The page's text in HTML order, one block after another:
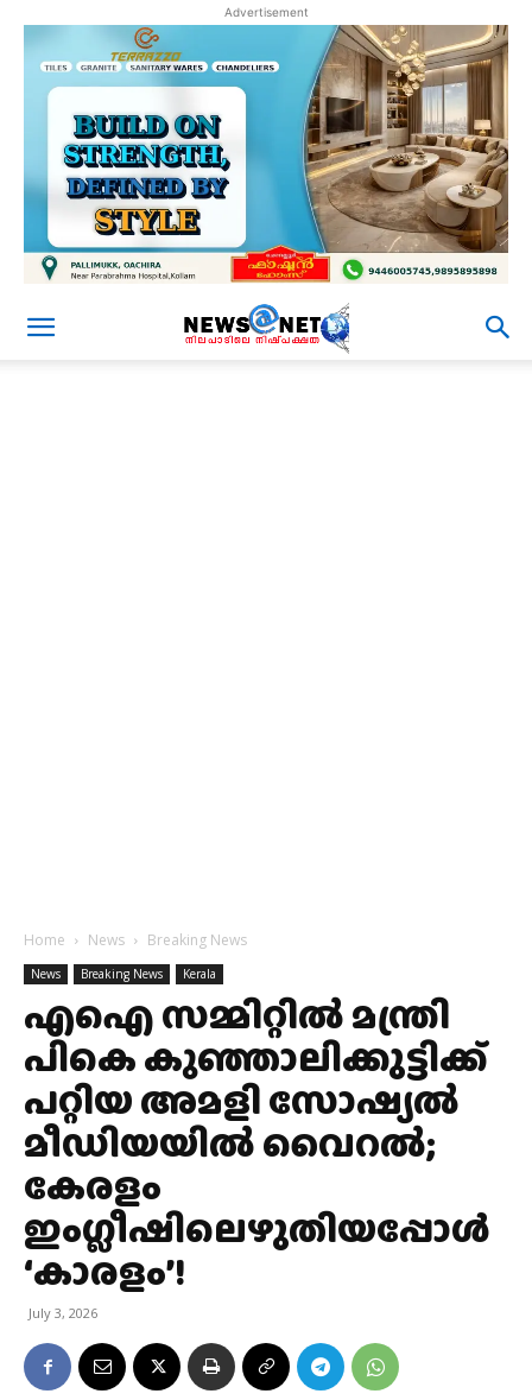
Advertisement
Home News Breaking News
News Breaking News Kerala
എഐ സമ്മിറ്റിൽ മന്ത്രി
പികെ കുഞ്ഞാലിക്കുട്ടിക്ക്
പറ്റിയ അമളി സോഷ്യൽ
മീഡിയയിൽ വൈറൽ;
കേരളം
ഇംഗ്ലീഷിലെഴുതിയപ്പോൾ
‘കാരളം’!
July 3, 2026